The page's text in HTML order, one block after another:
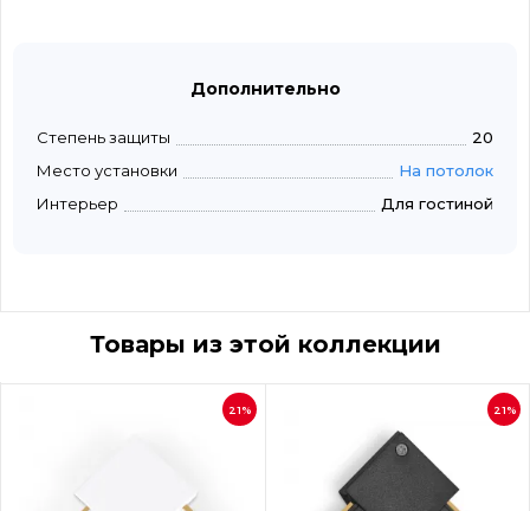
Дополнительно
Степень защиты
20
Место установки
На потолок
Интерьер
Для гостиной
Товары из этой коллекции
21% 21%